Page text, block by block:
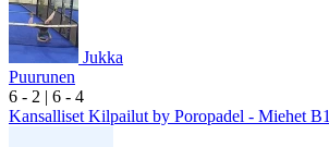
Jukka
Puurunen
6 - 2 | 6 - 4
Kansalliset Kilpailut by Poropadel - Miehet B1